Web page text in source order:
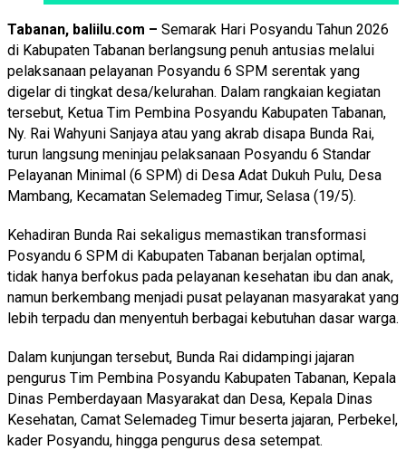
Tabanan, baliilu.com – Semarak Hari Posyandu Tahun 2026
di Kabupaten Tabanan berlangsung penuh antusias melalui
pelaksanaan pelayanan Posyandu 6 SPM serentak yang
digelar di tingkat desa/kelurahan. Dalam rangkaian kegiatan
tersebut, Ketua Tim Pembina Posyandu Kabupaten Tabanan,
Ny. Rai Wahyuni Sanjaya atau yang akrab disapa Bunda Rai,
turun langsung meninjau pelaksanaan Posyandu 6 Standar
Pelayanan Minimal (6 SPM) di Desa Adat Dukuh Pulu, Desa
Mambang, Kecamatan Selemadeg Timur, Selasa (19/5).
Kehadiran Bunda Rai sekaligus memastikan transformasi
Posyandu 6 SPM di Kabupaten Tabanan berjalan optimal,
tidak hanya berfokus pada pelayanan kesehatan ibu dan anak,
namun berkembang menjadi pusat pelayanan masyarakat yang
lebih terpadu dan menyentuh berbagai kebutuhan dasar warga.
Dalam kunjungan tersebut, Bunda Rai didampingi jajaran
pengurus Tim Pembina Posyandu Kabupaten Tabanan, Kepala
Dinas Pemberdayaan Masyarakat dan Desa, Kepala Dinas
Kesehatan, Camat Selemadeg Timur beserta jajaran, Perbekel,
kader Posyandu, hingga pengurus desa setempat.